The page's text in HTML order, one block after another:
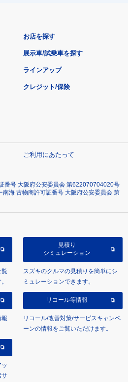
お店を探す
展示車/試乗車を探す
ラインアップ
クレジット/保険
ご利用にあたって
番号 大阪府公安委員会 第622070704020号
海 古物商許可証番号 大阪府公安委員会 第
覧
見積り
シミュレーション
スズキのクルマの見積りを簡単にシ
ミュレーションできます。
報
リコール等情報
リコール/改善対策/サービスキャンペ
ーンの情報をご覧いただけます。
サ